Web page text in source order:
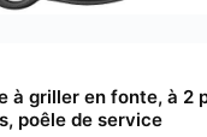
à griller en fonte, à 2
poêle de service